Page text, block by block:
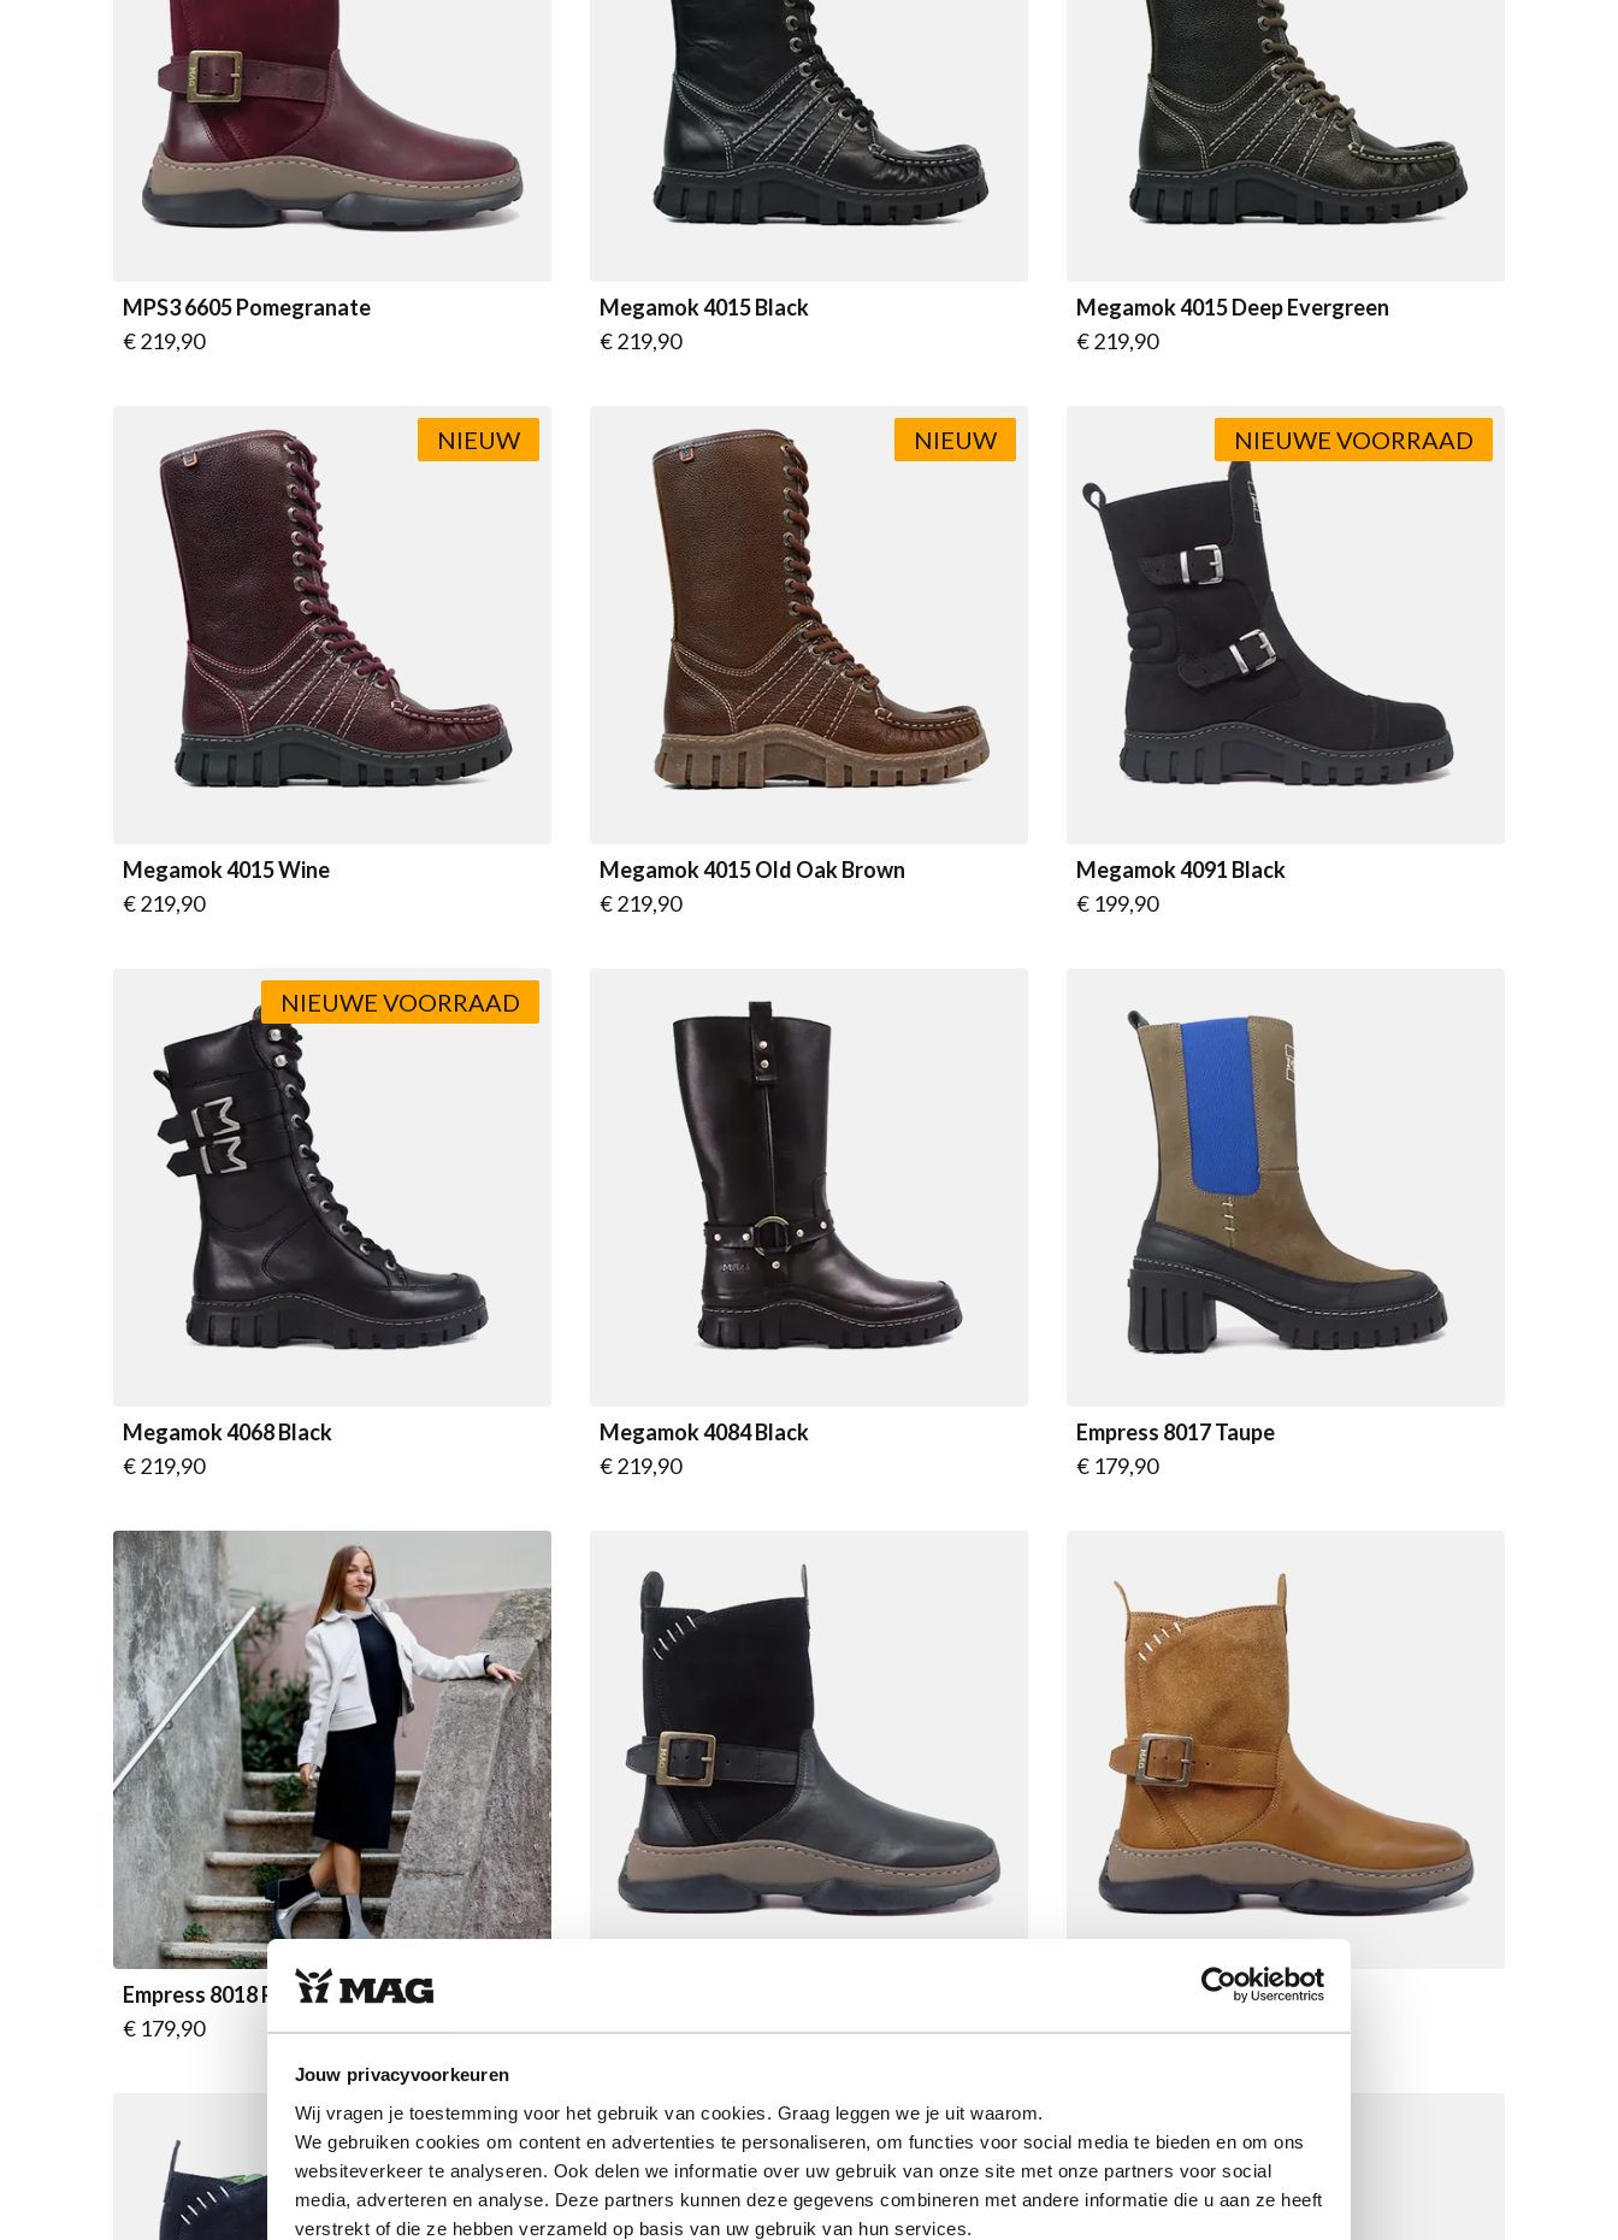
Jouw privacyvoorkeuren
Wij vragen je toestemming voor het gebruik van cookies. Graag leggen we je uit waarom.
We gebruiken cookies om content en advertenties te personaliseren, om functies voor social media te bieden en om ons
websiteverkeer te analyseren. Ook delen we informatie over uw gebruik van onze site met onze partners voor social
media, adverteren en analyse. Deze partners kunnen deze gegevens combineren met andere informatie die u aan ze heeft
verstrekt of die ze hebben verzameld op basis van uw gebruik van hun services.
MPS3 6605 Pomegranate
Vanaf
€ 219,90
Megamok 4015 Black
Vanaf
€ 219,90
Megamok 4015 Deep Evergreen
Vanaf
€ 219,90
Megamok 4015 Wine
Vanaf
€ 219,90
NIEUW
Megamok 4015 Old Oak Brown
Vanaf
€ 219,90
NIEUW
Megamok 4091 Black
Vanaf
€ 199,90
NIEUWE VOORRAAD
Megamok 4068 Black
Vanaf
€ 219,90
NIEUWE VOORRAAD
Megamok 4084 Black
Vanaf
€ 219,90
Empress 8017 Taupe
Vanaf
€ 179,90
Empress 8018 Puritan Grey
Vanaf
€ 179,90
Vanaf
€ 219,90
MPS3 6605 Timber
Vanaf
€ 219,90